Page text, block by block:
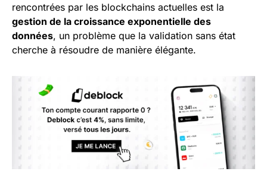
rencontrées par les blockchains actuelles est la
gestion de la croissance exponentielle des
données, un problème que la validation sans état
cherche à résoudre de manière élégante.